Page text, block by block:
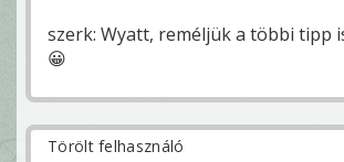
szerk: Wyatt, reméljük a többi tipp
😀
Törölt felhasználó